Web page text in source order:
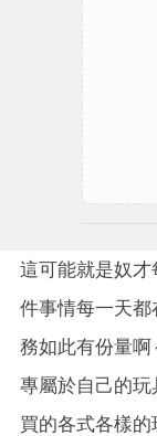
這可能就是奴
件事情每一天
務如此有份量
專屬於自己的
買的各式各樣